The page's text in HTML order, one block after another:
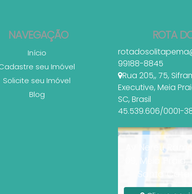
NAVEGAÇÃO
Início
seu Imóvel
Solicite seu Imóvel
Blog
ROTA
99188-8845
Rua 205,, 75,
Executive, Meia
SC, Brasil
45.539.606/0001-
Av Nereu
09, Meia Praia,
Santa